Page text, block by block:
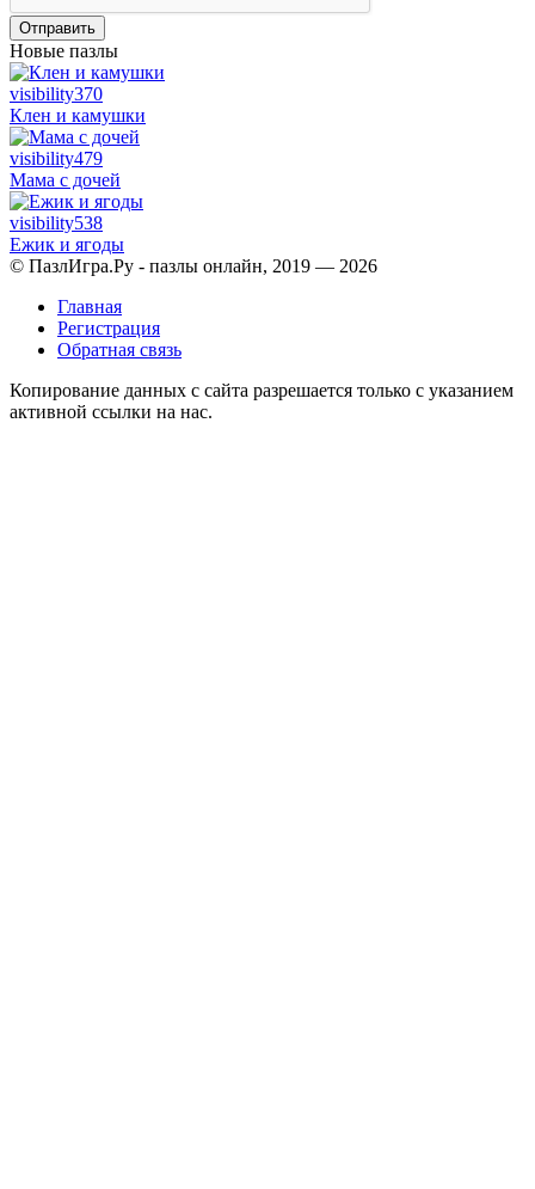
Отправить
Новые пазлы
visibility370
Клен и камушки
visibility479
Мама с дочей
visibility538
Ежик и ягоды
© ПазлИгра.Ру - пазлы онлайн, 2019 — 2026
Главная
Регистрация
Обратная связь
Копирование данных с сайта разрешается только с указанием
активной ссылки на нас.